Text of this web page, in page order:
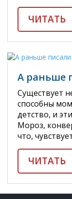
ЧИТАТЬ
А раньше
Существует
способны
детство, и
Мороз,
что,
ЧИТАТЬ